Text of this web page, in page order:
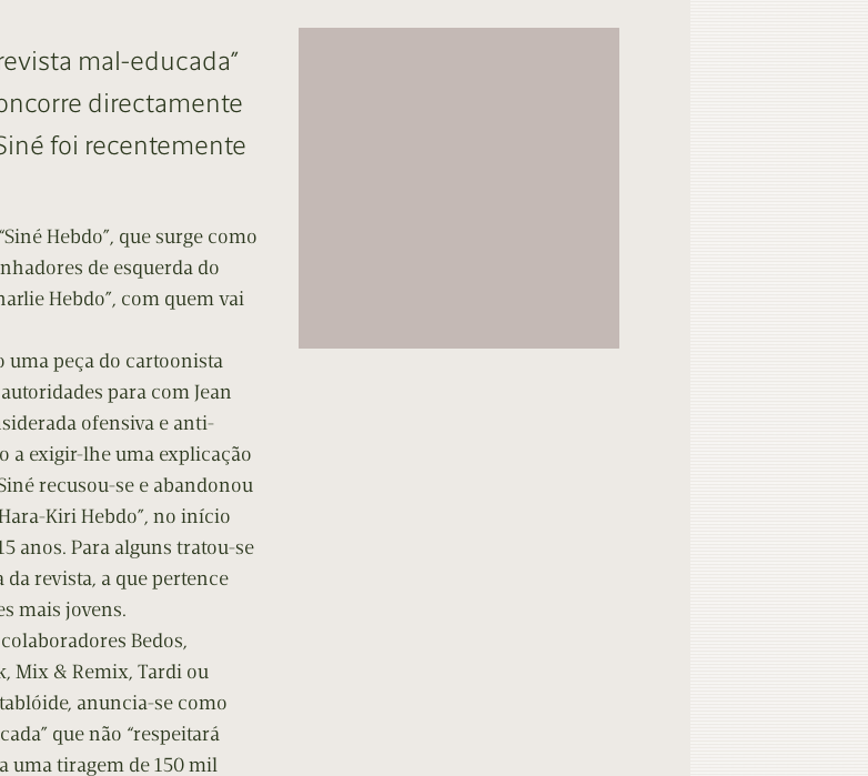
mal-educada”
directamente
foi recentemente
Hebdo”, que surge como
de esquerda do
Hebdo”, com quem vai
uma peça do cartoonista
para com Jean
ofensiva e anti-
a exigir-lhe uma explicação
recusou-se e abandonou
Kiri Hebdo”, no início
anos. Para alguns tratou-se
revista, a que pertence
mais jovens.
Bedos,
Mix & Remix, Tardi ou
anuncia-se como
que não “respeitará
uma tiragem de 150 mil